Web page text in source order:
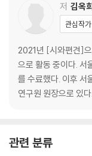
저 김옥
관심작
2021년 [시와편견]
으로 활동 중이다. 서
를 수료했다. 이후 서
연구원 원장으로 있다.
관련 분류